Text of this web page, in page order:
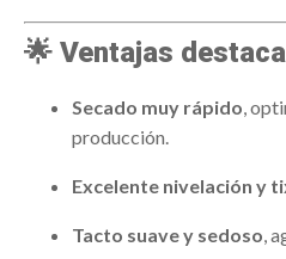
🌟 Ventajas
Secado muy rápido ,
producción.
Excelente nivelación y
Tacto suave y sedoso ,